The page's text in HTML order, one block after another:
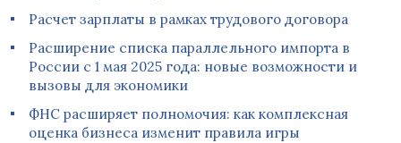
Расчет зарплаты в рамках трудового договора
Расширение списка параллельного импорта в
России с 1 мая 2025 года: новые возможности и
вызовы для экономики
ФНС расширяет полномочия: как комплексная
оценка бизнеса изменит правила игры